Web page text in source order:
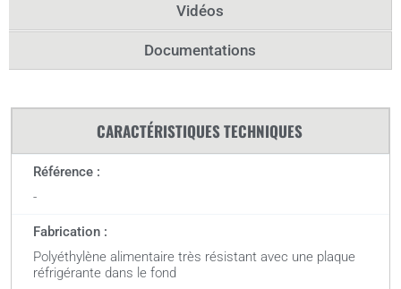
Vidéos
Documentations
CARACTÉRISTIQUES TECHNIQUES
Référence :
-
Fabrication :
Polyéthylène alimentaire très résistant avec une plaque
réfrigérante dans le fond